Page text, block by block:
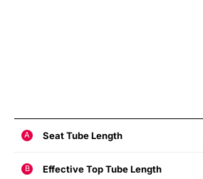
A Seat Tube Length
B Effective Top Tube Length